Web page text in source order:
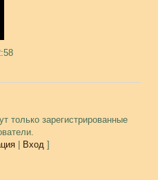
только зарегистрированные
| Вход]